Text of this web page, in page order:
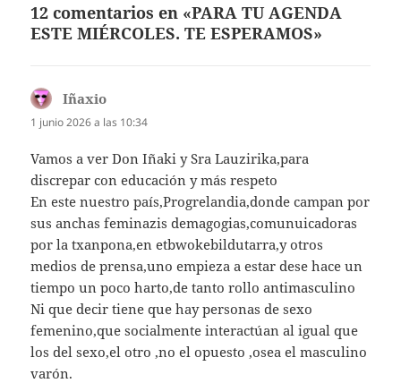
12 comentarios en «PARA TU AGENDA
ESTE MIÉRCOLES. TE ESPERAMOS»
Iñaxio
1 junio 2026 a las 10:34
Vamos a ver Don Iñaki y Sra Lauzirika,para
discrepar con educación y más respeto
En este nuestro país,Progrelandia,donde campan por
sus anchas feminazis demagogias,comunuicadoras
por la txanpona,en etbwokebildutarra,y otros
medios de prensa,uno empieza a estar dese hace un
tiempo un poco harto,de tanto rollo antimasculino
Ni que decir tiene que hay personas de sexo
femenino,que socialmente interactúan al igual que
los del sexo,el otro ,no el opuesto ,osea el masculino
varón.